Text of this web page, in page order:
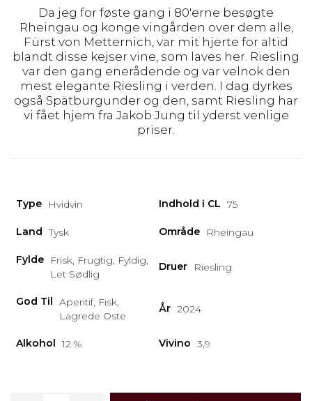
Da jeg for føste gang i 80'erne besøgte
Rheingau og konge vingården over dem alle,
Fürst von Metternich, var mit hjerte for altid
blandt disse kejser vine, som laves her. Riesling
var den gang enerådende og var velnok den
mest elegante Riesling i verden. I dag dyrkes
også Spätburgunder og den, samt Riesling har
vi fået hjem fra Jakob Jung til yderst venlige
priser.
Type Hvidvin Indhold i CL 75
Land Tysk Område Rheingau
Fylde
Frisk, Frugtig, Fyldig,
Let Sødlig
Druer Riesling
God Til Aperitif, Fisk,
Lagrede Oste
År 2024
Alkohol 12 % Vivino 3,9